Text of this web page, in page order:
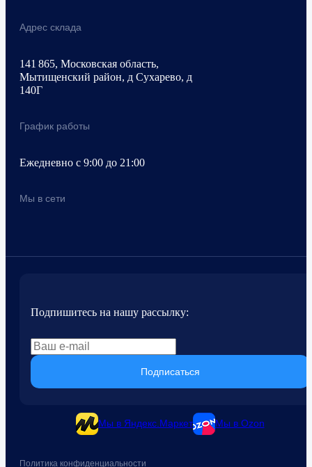
Адрес склада
141 865, Московская область,
Мытищенский район, д Сухарево, д
140Г
График работы
Ежедневно с 9:00 до 21:00
Мы в сети
Подпишитесь на нашу рассылку:
Подписаться
Мы в Яндекс.Маркет Мы в Ozon
Политика конфиденциальности